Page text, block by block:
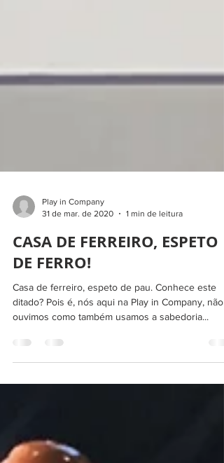
Play in Company
CASA DE FERREIRO, ESPETO
DE FERRO!
Casa de ferreiro, espeto de pau. Conhece este
ditado? Pois é, nós aqui na Play in Company, não